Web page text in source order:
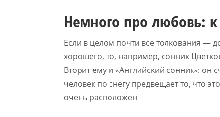
Немного про любовь:
Если в целом почти все толкования —
хорошего, то, например, сонник
Вторит ему и «Английский сонник»: он
человек по снегу предвещает то, что
очень расположен.